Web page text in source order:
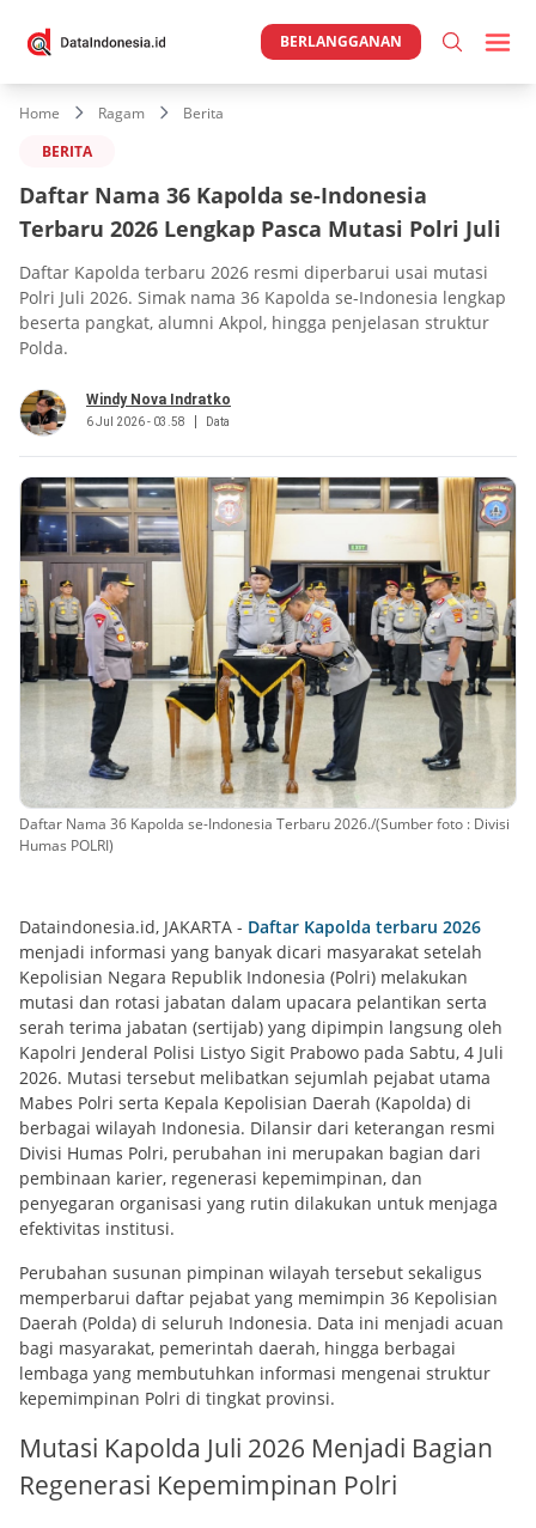
BERLANGGANAN
Home Ragam
Berita
BERITA
Daftar Nama 36 Kapolda se-Indonesia
Terbaru 2026 Lengkap Pasca Mutasi Polri Juli
Daftar Kapolda terbaru 2026 resmi diperbarui usai mutasi
Polri Juli 2026. Simak nama 36 Kapolda se-Indonesia lengkap
beserta pangkat, alumni Akpol, hingga penjelasan struktur
Polda.
Windy Nova Indratko
6 Jul 2026 - 03.58 Data
Daftar Nama 36 Kapolda se-Indonesia Terbaru 2026./(Sumber foto : Divisi
Humas POLRI)
Dataindonesia.id, JAKARTA - Daftar Kapolda terbaru 2026
menjadi informasi yang banyak dicari masyarakat setelah
Kepolisian Negara Republik Indonesia (Polri) melakukan
mutasi dan rotasi jabatan dalam upacara pelantikan serta
serah terima jabatan (sertijab) yang dipimpin langsung oleh
Kapolri Jenderal Polisi Listyo Sigit Prabowo pada Sabtu, 4 Juli
2026. Mutasi tersebut melibatkan sejumlah pejabat utama
Mabes Polri serta Kepala Kepolisian Daerah (Kapolda) di
berbagai wilayah Indonesia. Dilansir dari keterangan resmi
Divisi Humas Polri, perubahan ini merupakan bagian dari
pembinaan karier, regenerasi kepemimpinan, dan
penyegaran organisasi yang rutin dilakukan untuk menjaga
efektivitas institusi.
Perubahan susunan pimpinan wilayah tersebut sekaligus
memperbarui daftar pejabat yang memimpin 36 Kepolisian
Daerah (Polda) di seluruh Indonesia. Data ini menjadi acuan
bagi masyarakat, pemerintah daerah, hingga berbagai
lembaga yang membutuhkan informasi mengenai struktur
kepemimpinan Polri di tingkat provinsi.
Mutasi Kapolda Juli 2026 Menjadi Bagian
Regenerasi Kepemimpinan Polri